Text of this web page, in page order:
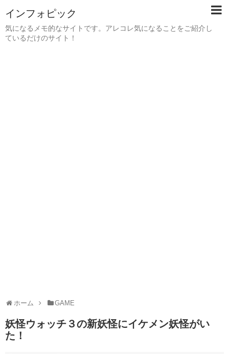
インフォピック
気になるメモ的なサイトです。アレコレ気になることをご紹介し
ているだけのサイト！
ホーム GAME
妖怪ウォッチ３の新妖怪にイケメン妖怪がい
た！